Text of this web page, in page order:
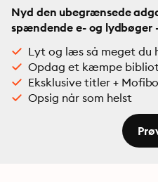
Nyd den ubegrænsede
spændende e- og lydbøger
Lyt og læs så meget du
Opdag et kæmpe
Eksklusive titler +
Opsig når som helst